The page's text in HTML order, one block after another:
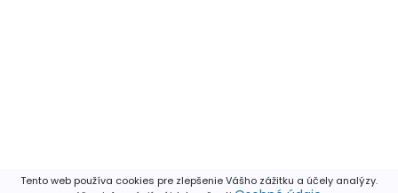
Tento web používa cookies pre zlepšenie Vášho zážitku a účely analýzy.